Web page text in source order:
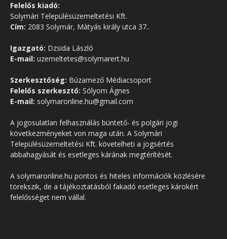
Felelős kiadó:
Solymári Településüzemeltetési Kft.
Cím: 2083 Solymár, Mátyás király utca 37..
Igazgató: Dzsida László
E-mail: uzemeltetes@solymarert.hu
Szerkesztőség: Búzamező Médiacsoport
Felelős szerkesztő: Sólyom Ágnes
E-mail: solymaronline.hu@gmail.com
A jogosulatlan felhasználás büntető- és polgári jogi
következményeket von maga után. A Solymári
Településüzemeltetési Kft. követelheti a jogsértés
abbahagyását és esetleges kárának megtérítését.
A solymaronline.hu pontos és hiteles információk közlésére
törekszik, de a tájékoztatásból fakadó esetleges károkért
felelősséget nem vállal.